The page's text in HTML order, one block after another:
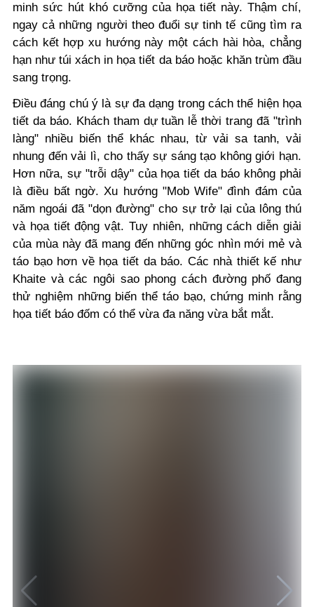
minh sức hút khó cưỡng của họa tiết này. Thậm chí,
ngay cả những người theo đuổi sự tinh tế cũng tìm ra
cách kết hợp xu hướng này một cách hài hòa, chẳng
hạn như túi xách in họa tiết da báo hoặc khăn trùm đầu
sang trọng.
Điều đáng chú ý là sự đa dạng trong cách thể hiện họa
tiết da báo. Khách tham dự tuần lễ thời trang đã "trình
làng" nhiều biến thể khác nhau, từ vải sa tanh, vải
nhung đến vải lì, cho thấy sự sáng tạo không giới hạn.
Hơn nữa, sự "trỗi dậy" của họa tiết da báo không phải
là điều bất ngờ. Xu hướng "Mob Wife" đình đám của
năm ngoái đã "dọn đường" cho sự trở lại của lông thú
và họa tiết động vật. Tuy nhiên, những cách diễn giải
của mùa này đã mang đến những góc nhìn mới mẻ và
táo bạo hơn về họa tiết da báo. Các nhà thiết kế như
Khaite và các ngôi sao phong cách đường phố đang
thử nghiệm những biến thể táo bạo, chứng minh rằng
họa tiết báo đốm có thể vừa đa năng vừa bắt mắt.